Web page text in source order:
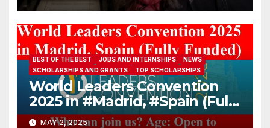
ambassadors and military
attaches?
BEST OF THE BEST JOBS AND INTERNSHIPS
NEWS
SCHOLARSHIPS AND GRANTS
TOP SCHOLARSHIPS
World Leaders Convention
2025 in #Madrid, #Spain (Fully
Funded)
MAY 2, 2025